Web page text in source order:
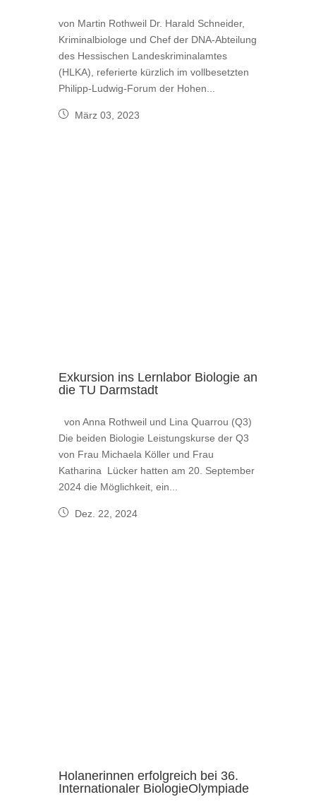
von Martin Rothweil Dr. Harald Schneider,
Kriminalbiologe und Chef der DNA-Abteilung
des Hessischen Landeskriminalamtes
(HLKA), referierte kürzlich im vollbesetzten
Philipp-Ludwig-Forum der Hohen...
März 03, 2023
Exkursion ins Lernlabor Biologie an
die TU Darmstadt
von Anna Rothweil und Lina Quarrou (Q3)
Die beiden Biologie Leistungskurse der Q3
von Frau Michaela Köller und Frau
Katharina Lücker hatten am 20. September
2024 die Möglichkeit, ein...
Dez. 22, 2024
Holanerinnen erfolgreich bei 36.
Internationaler BiologieOlympiade